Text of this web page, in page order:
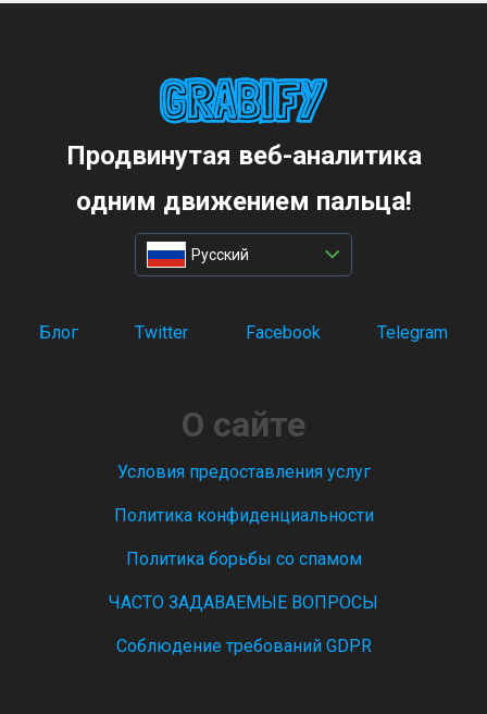
Продвинутая веб-аналитика
одним движением пальца!
Русский
Блог Twitter Facebook Telegram
О сайте
Условия предоставления услуг
Политика конфиденциальности
Политика борьбы со спамом
ЧАСТО ЗАДАВАЕМЫЕ ВОПРОСЫ
Соблюдение требований GDPR